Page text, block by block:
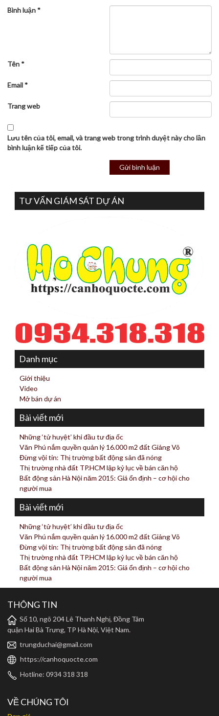
Bình luận *
Tên *
Email *
Trang web
Lưu tên của tôi, email, và trang web trong trình duyệt này cho lần
bình luận kế tiếp của tôi.
TƯ VẤN GIÁM SÁT DỰ ÁN
Danh mục
Giới thiệu
Video
Mở bán dự án
Bài viết mới
Những ‘tử huyệt’ khi đầu tư địa ốc
Văn Phú nắm quyền quản lý 16.000 m2 đất Giảng Võ
Đừng vội tin: Thị trường bất động sản đã nóng
Thị trường nhà đất TP.HCM lập kỷ lục về bán căn hộ
Bất động sản Hà Nội năm 2015: Giá ổn định – cơ hội cho
người mua
Bài viết mới
Những ‘tử huyệt’ khi đầu tư địa ốc
Văn Phú nắm quyền quản lý 16.000 m2 đất Giảng Võ
Đừng vội tin: Thị trường bất động sản đã nóng
Thị trường nhà đất TP.HCM lập kỷ lục về bán căn hộ
Bất động sản Hà Nội năm 2015: Giá ổn định – cơ hội cho
người mua
THÔNG TIN
Số 10, ngõ 204 Lê Thanh Nghị, Đồng Tâm
quận Hai Bà Trưng, TP Hà Nội, Việt Nam.
trungduchai@gmail.com
https://canhoquocte.com
Hotline: 0934 318 318
VỀ CHÚNG TÔI